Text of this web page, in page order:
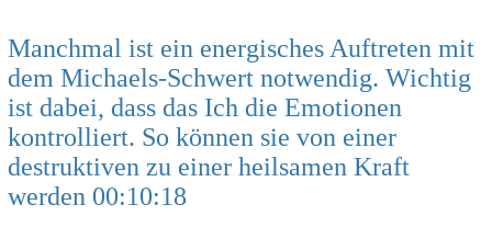
Manchmal ist ein energisches Auftreten mit
dem Michaels-Schwert notwendig. Wichtig
ist dabei, dass das Ich die Emotionen
kontrolliert. So können sie von einer
destruktiven zu einer heilsamen Kraft
werden 00:10:18